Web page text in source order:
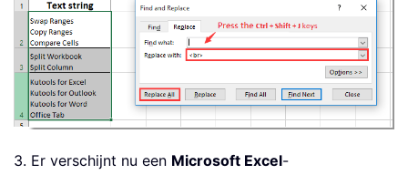
3. Er verschijnt nu een Microsoft Excel-